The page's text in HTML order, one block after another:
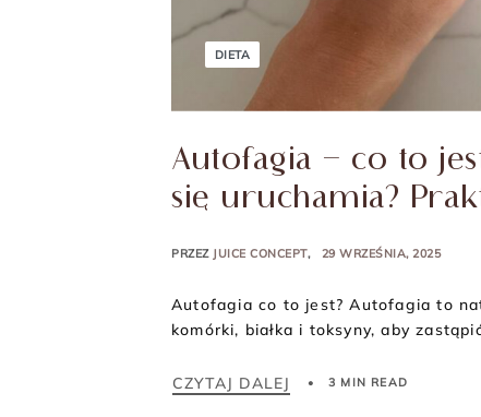
DIETA
Autofagia – co to
się uruchamia?
PRZEZ JUICE CONCEPT 29 WRZEŚNIA, 2025
Autofagia co to jest? Autofagia to
komórki, białka i toksyny, aby
CZYTAJ DALEJ 3 MIN READ